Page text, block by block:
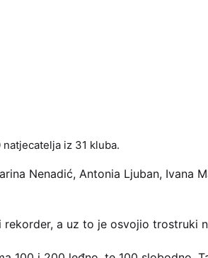
iz 31 kluba.
Nenadić, Antonia Ljuban, Ivana
a uz to je osvojio trostruki